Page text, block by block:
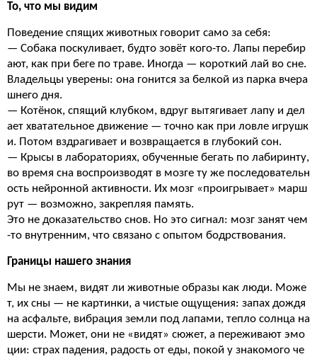
То, что мы видим
Поведение спящих животных говорит само за себя:
— Собака поскуливает, будто зовёт кого-то. Лапы перебир
ают, как при беге по траве. Иногда — короткий лай во сне.
Владельцы уверены: она гонится за белкой из парка вчера
шнего дня.
— Котёнок, спящий клубком, вдруг вытягивает лапу и дел
ает хватательное движение — точно как при ловле игрушк
и. Потом вздрагивает и возвращается в глубокий сон.
— Крысы в лабораториях, обученные бегать по лабиринту,
во время сна воспроизводят в мозге ту же последовательн
ость нейронной активности. Их мозг «проигрывает» марш
рут — возможно, закрепляя память.
Это не доказательство снов. Но это сигнал: мозг занят чем
-то внутренним, что связано с опытом бодрствования.
Границы нашего знания
Мы не знаем, видят ли животные образы как люди. Може
т, их сны — не картинки, а чистые ощущения: запах дождя
на асфальте, вибрация земли под лапами, тепло солнца на
шерсти. Может, они не «видят» сюжет, а переживают эмо
ции: страх падения, радость от еды, покой у знакомого че